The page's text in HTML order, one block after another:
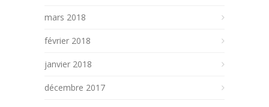
mars 2018
février 2018
janvier 2018
décembre 2017